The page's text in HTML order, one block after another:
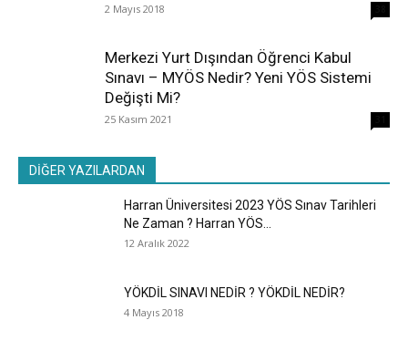
2 Mayıs 2018
Merkezi Yurt Dışından Öğrenci Kabul
Sınavı – MYÖS Nedir? Yeni YÖS Sistemi
Değişti Mi?
25 Kasım 2021
DİĞER YAZILARDAN
Harran Üniversitesi 2023 YÖS Sınav Tarihleri
Ne Zaman ? Harran YÖS...
12 Aralık 2022
YÖKDİL SINAVI NEDİR ? YÖKDİL NEDİR?
4 Mayıs 2018